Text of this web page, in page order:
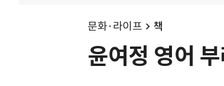
문화·라이프 책
윤여정 영어